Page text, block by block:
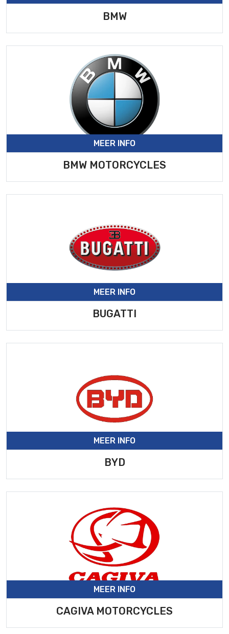
BMW
MEER INFO
BMW MOTORCYCLES
MEER INFO
BUGATTI
MEER INFO
BYD
MEER INFO
CAGIVA MOTORCYCLES